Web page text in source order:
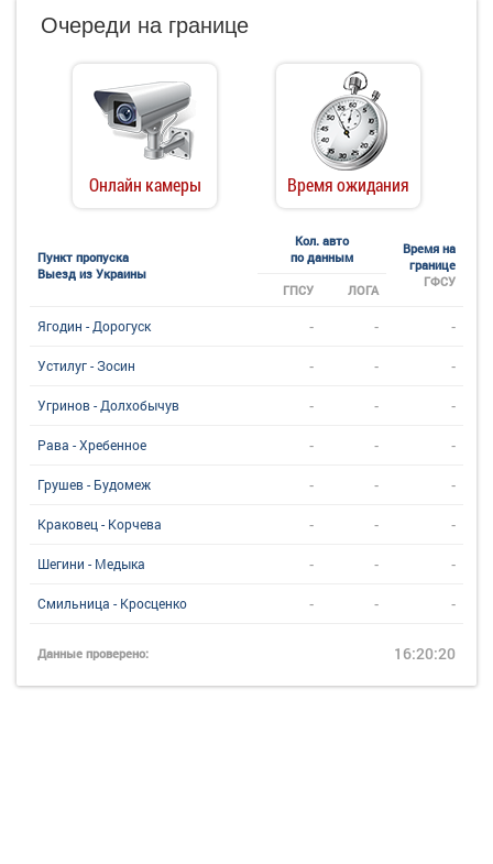
Очереди на границе
Онлайн камеры Время ожидания
Пункт пропуска
Выезд из Украины
Кол. авто
по данным
Время на
границе
ГФСУ
ГПСУ ЛОГА
Ягодин - Дорогуск - - -
Устилуг - Зосин - - -
Угринов - Долхобычув - - -
Рава - Хребенное - - -
Грушев - Будомеж - - -
Краковец - Корчева - - -
Шегини - Медыка - - -
Смильница - Кросценко - - -
Данные проверено: 16:20:20